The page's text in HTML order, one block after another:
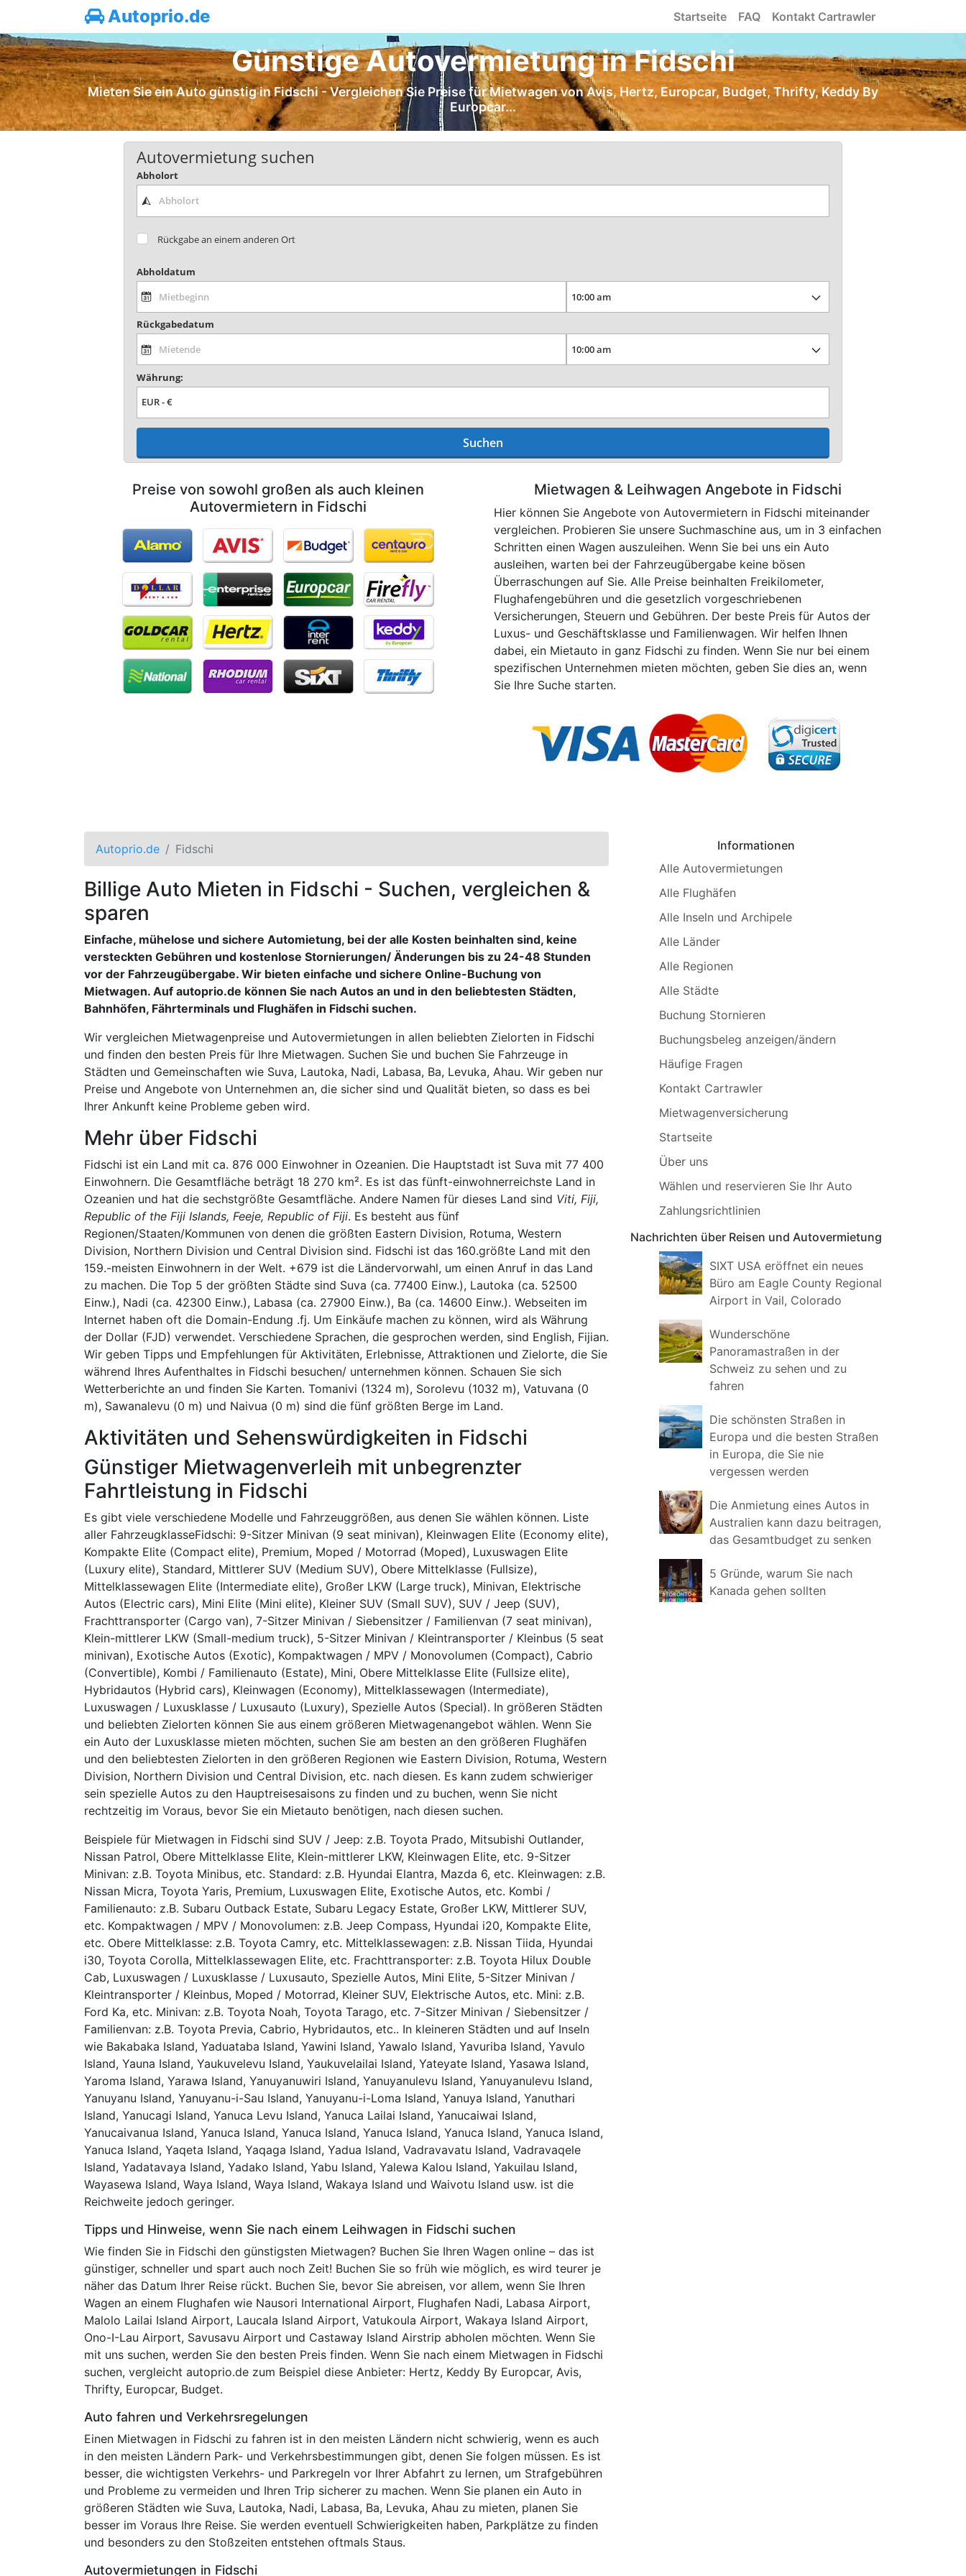
Autoprio.de Startseite FAQ Kontakt Cartrawler
Günstige Autovermietung in Fidschi
Mieten Sie ein Auto günstig in Fidschi - Vergleichen Sie Preise für Mietwagen von Avis, Hertz, Europcar, Budget, Thrifty, Keddy By
Europcar...
Autovermietung suchen
Abholort
Rückgabe an einem anderen Ort
Abholdatum
Rückgabedatum
Währung:
Suchen
Preise von sowohl großen als auch kleinen
Autovermietern in Fidschi
Mietwagen & Leihwagen Angebote in Fidschi
Hier können Sie Angebote von Autovermietern in Fidschi miteinander
vergleichen. Probieren Sie unsere Suchmaschine aus, um in 3 einfachen
Schritten einen Wagen auszuleihen. Wenn Sie bei uns ein Auto
ausleihen, warten bei der Fahrzeugübergabe keine bösen
Überraschungen auf Sie. Alle Preise beinhalten Freikilometer,
Flughafengebühren und die gesetzlich vorgeschriebenen
Versicherungen, Steuern und Gebühren. Der beste Preis für Autos der
Luxus- und Geschäftsklasse und Familienwagen. Wir helfen Ihnen
dabei, ein Mietauto in ganz Fidschi zu finden. Wenn Sie nur bei einem
spezifischen Unternehmen mieten möchten, geben Sie dies an, wenn
Sie Ihre Suche starten.
Autoprio.de Fidschi
Billige Auto Mieten in Fidschi - Suchen, vergleichen &
sparen
Einfache, mühelose und sichere Automietung, bei der alle Kosten beinhalten sind, keine
versteckten Gebühren und kostenlose Stornierungen/ Änderungen bis zu 24-48 Stunden
vor der Fahrzeugübergabe. Wir bieten einfache und sichere Online-Buchung von
Mietwagen. Auf autoprio.de können Sie nach Autos an und in den beliebtesten Städten,
Bahnhöfen, Fährterminals und Flughäfen in Fidschi suchen.
Wir vergleichen Mietwagenpreise und Autovermietungen in allen beliebten Zielorten in Fidschi
und finden den besten Preis für Ihre Mietwagen. Suchen Sie und buchen Sie Fahrzeuge in
Städten und Gemeinschaften wie Suva, Lautoka, Nadi, Labasa, Ba, Levuka, Ahau. Wir geben nur
Preise und Angebote von Unternehmen an, die sicher sind und Qualität bieten, so dass es bei
Ihrer Ankunft keine Probleme geben wird.
Mehr über Fidschi
Fidschi ist ein Land mit ca. 876 000 Einwohner in Ozeanien. Die Hauptstadt ist Suva mit 77 400
Einwohnern. Die Gesamtfläche beträgt 18 270 km². Es ist das fünft-einwohnerreichste Land in
Ozeanien und hat die sechstgrößte Gesamtfläche. Andere Namen für dieses Land sind Viti, Fiji,
Republic of the Fiji Islands, Feeje, Republic of Fiji. Es besteht aus fünf
Regionen/Staaten/Kommunen von denen die größten Eastern Division, Rotuma, Western
Division, Northern Division und Central Division sind. Fidschi ist das 160.größte Land mit den
159.-meisten Einwohnern in der Welt. +679 ist die Ländervorwahl, um einen Anruf in das Land
zu machen. Die Top 5 der größten Städte sind Suva (ca. 77400 Einw.), Lautoka (ca. 52500
Einw.), Nadi (ca. 42300 Einw.), Labasa (ca. 27900 Einw.), Ba (ca. 14600 Einw.). Webseiten im
Internet haben oft die Domain-Endung .fj. Um Einkäufe machen zu können, wird als Währung
der Dollar (FJD) verwendet. Verschiedene Sprachen, die gesprochen werden, sind English, Fijian.
Wir geben Tipps und Empfehlungen für Aktivitäten, Erlebnisse, Attraktionen und Zielorte, die Sie
während Ihres Aufenthaltes in Fidschi besuchen/ unternehmen können. Schauen Sie sich
Wetterberichte an und finden Sie Karten. Tomanivi (1324 m), Sorolevu (1032 m), Vatuvana (0
m), Sawanalevu (0 m) und Naivua (0 m) sind die fünf größten Berge im Land.
Aktivitäten und Sehenswürdigkeiten in Fidschi
Günstiger Mietwagenverleih mit unbegrenzter
Fahrtleistung in Fidschi
Es gibt viele verschiedene Modelle und Fahrzeuggrößen, aus denen Sie wählen können. Liste
aller FahrzeugklasseFidschi: 9-Sitzer Minivan (9 seat minivan), Kleinwagen Elite (Economy elite),
Kompakte Elite (Compact elite), Premium, Moped / Motorrad (Moped), Luxuswagen Elite
(Luxury elite), Standard, Mittlerer SUV (Medium SUV), Obere Mittelklasse (Fullsize),
Mittelklassewagen Elite (Intermediate elite), Großer LKW (Large truck), Minivan, Elektrische
Autos (Electric cars), Mini Elite (Mini elite), Kleiner SUV (Small SUV), SUV / Jeep (SUV),
Frachttransporter (Cargo van), 7-Sitzer Minivan / Siebensitzer / Familienvan (7 seat minivan),
Klein-mittlerer LKW (Small-medium truck), 5-Sitzer Minivan / Kleintransporter / Kleinbus (5 seat
minivan), Exotische Autos (Exotic), Kompaktwagen / MPV / Monovolumen (Compact), Cabrio
(Convertible), Kombi / Familienauto (Estate), Mini, Obere Mittelklasse Elite (Fullsize elite),
Hybridautos (Hybrid cars), Kleinwagen (Economy), Mittelklassewagen (Intermediate),
Luxuswagen / Luxusklasse / Luxusauto (Luxury), Spezielle Autos (Special). In größeren Städten
und beliebten Zielorten können Sie aus einem größeren Mietwagenangebot wählen. Wenn Sie
ein Auto der Luxusklasse mieten möchten, suchen Sie am besten an den größeren Flughäfen
und den beliebtesten Zielorten in den größeren Regionen wie Eastern Division, Rotuma, Western
Division, Northern Division und Central Division, etc. nach diesen. Es kann zudem schwieriger
sein spezielle Autos zu den Hauptreisesaisons zu finden und zu buchen, wenn Sie nicht
rechtzeitig im Voraus, bevor Sie ein Mietauto benötigen, nach diesen suchen.
Beispiele für Mietwagen in Fidschi sind SUV / Jeep: z.B. Toyota Prado, Mitsubishi Outlander,
Nissan Patrol, Obere Mittelklasse Elite, Klein-mittlerer LKW, Kleinwagen Elite, etc. 9-Sitzer
Minivan: z.B. Toyota Minibus, etc. Standard: z.B. Hyundai Elantra, Mazda 6, etc. Kleinwagen: z.B.
Nissan Micra, Toyota Yaris, Premium, Luxuswagen Elite, Exotische Autos, etc. Kombi /
Familienauto: z.B. Subaru Outback Estate, Subaru Legacy Estate, Großer LKW, Mittlerer SUV,
etc. Kompaktwagen / MPV / Monovolumen: z.B. Jeep Compass, Hyundai i20, Kompakte Elite,
etc. Obere Mittelklasse: z.B. Toyota Camry, etc. Mittelklassewagen: z.B. Nissan Tiida, Hyundai
i30, Toyota Corolla, Mittelklassewagen Elite, etc. Frachttransporter: z.B. Toyota Hilux Double
Cab, Luxuswagen / Luxusklasse / Luxusauto, Spezielle Autos, Mini Elite, 5-Sitzer Minivan /
Kleintransporter / Kleinbus, Moped / Motorrad, Kleiner SUV, Elektrische Autos, etc. Mini: z.B.
Ford Ka, etc. Minivan: z.B. Toyota Noah, Toyota Tarago, etc. 7-Sitzer Minivan / Siebensitzer /
Familienvan: z.B. Toyota Previa, Cabrio, Hybridautos, etc.. In kleineren Städten und auf Inseln
wie Bakabaka Island, Yaduataba Island, Yawini Island, Yawalo Island, Yavuriba Island, Yavulo
Island, Yauna Island, Yaukuvelevu Island, Yaukuvelailai Island, Yateyate Island, Yasawa Island,
Yaroma Island, Yarawa Island, Yanuyanuwiri Island, Yanuyanulevu Island, Yanuyanulevu Island,
Yanuyanu Island, Yanuyanu-i-Sau Island, Yanuyanu-i-Loma Island, Yanuya Island, Yanuthari
Island, Yanucagi Island, Yanuca Levu Island, Yanuca Lailai Island, Yanucaiwai Island,
Yanucaivanua Island, Yanuca Island, Yanuca Island, Yanuca Island, Yanuca Island, Yanuca Island,
Yanuca Island, Yaqeta Island, Yaqaga Island, Yadua Island, Vadravavatu Island, Vadravaqele
Island, Yadatavaya Island, Yadako Island, Yabu Island, Yalewa Kalou Island, Yakuilau Island,
Wayasewa Island, Waya Island, Waya Island, Wakaya Island und Waivotu Island usw. ist die
Reichweite jedoch geringer.
Tipps und Hinweise, wenn Sie nach einem Leihwagen in Fidschi suchen
Wie finden Sie in Fidschi den günstigsten Mietwagen? Buchen Sie Ihren Wagen online – das ist
günstiger, schneller und spart auch noch Zeit! Buchen Sie so früh wie möglich, es wird teurer je
näher das Datum Ihrer Reise rückt. Buchen Sie, bevor Sie abreisen, vor allem, wenn Sie Ihren
Wagen an einem Flughafen wie Nausori International Airport, Flughafen Nadi, Labasa Airport,
Malolo Lailai Island Airport, Laucala Island Airport, Vatukoula Airport, Wakaya Island Airport,
Ono-I-Lau Airport, Savusavu Airport und Castaway Island Airstrip abholen möchten. Wenn Sie
mit uns suchen, werden Sie den besten Preis finden. Wenn Sie nach einem Mietwagen in Fidschi
suchen, vergleicht autoprio.de zum Beispiel diese Anbieter: Hertz, Keddy By Europcar, Avis,
Thrifty, Europcar, Budget.
Auto fahren und Verkehrsregelungen
Einen Mietwagen in Fidschi zu fahren ist in den meisten Ländern nicht schwierig, wenn es auch
in den meisten Ländern Park- und Verkehrsbestimmungen gibt, denen Sie folgen müssen. Es ist
besser, die wichtigsten Verkehrs- und Parkregeln vor Ihrer Abfahrt zu lernen, um Strafgebühren
und Probleme zu vermeiden und Ihren Trip sicherer zu machen. Wenn Sie planen ein Auto in
größeren Städten wie Suva, Lautoka, Nadi, Labasa, Ba, Levuka, Ahau zu mieten, planen Sie
besser im Voraus Ihre Reise. Sie werden eventuell Schwierigkeiten haben, Parkplätze zu finden
und besonders zu den Stoßzeiten entstehen oftmals Staus.
Autovermietungen in Fidschi
Informationen
Alle Autovermietungen
Alle Flughäfen
Alle Inseln und Archipele
Alle Länder
Alle Regionen
Alle Städte
Buchung Stornieren
Buchungsbeleg anzeigen/ändern
Häufige Fragen
Kontakt Cartrawler
Mietwagenversicherung
Startseite
Über uns
Wählen und reservieren Sie Ihr Auto
Zahlungsrichtlinien
Nachrichten über Reisen und Autovermietung
SIXT USA eröffnet ein neues
Büro am Eagle County Regional
Airport in Vail, Colorado
Wunderschöne
Panoramastraßen in der
Schweiz zu sehen und zu
fahren
Die schönsten Straßen in
Europa und die besten Straßen
in Europa, die Sie nie
vergessen werden
Die Anmietung eines Autos in
Australien kann dazu beitragen,
das Gesamtbudget zu senken
5 Gründe, warum Sie nach
Kanada gehen sollten